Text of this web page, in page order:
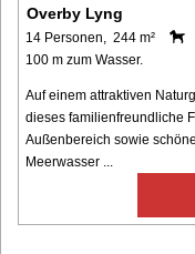
Overby Lyng
14 Personen, 244 m²
100 m zum Wasser.
Auf einem attraktiven
dieses familienfreundliche
Außenbereich sowie
Meerwasser ...